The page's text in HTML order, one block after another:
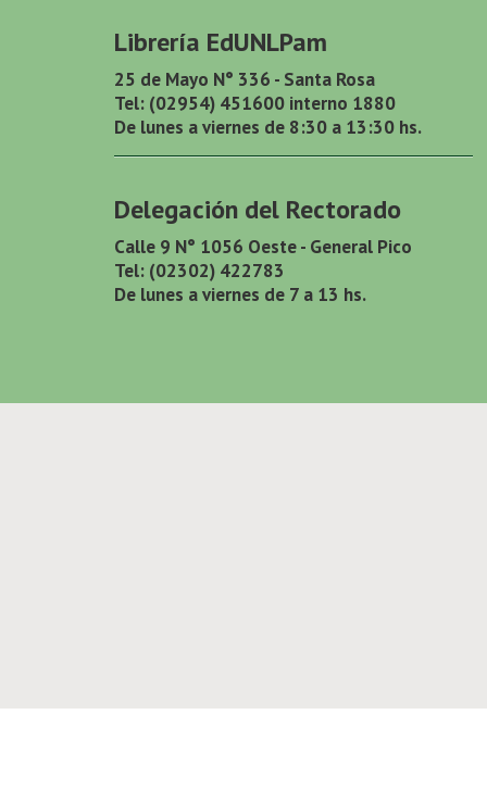
Librería EdUNLPam
25 de Mayo N° 336 - Santa Rosa
Tel: (02954) 451600 interno 1880
De lunes a viernes de 8:30 a 13:30 hs.
Delegación del Rectorado
Calle 9 N° 1056 Oeste - General Pico
Tel: (02302) 422783
De lunes a viernes de 7 a 13 hs.